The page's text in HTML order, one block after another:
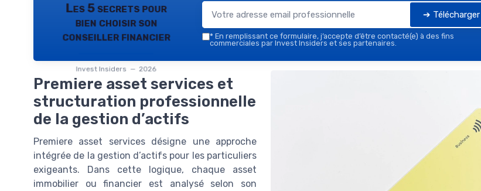
Les 5 secrets pour
bien choisir son
conseiller financier
Invest Insiders — 2026
➔ Télécharger
* En remplissant ce formulaire, j’accepte d’être contacté(e) à des fins
commerciales par Invest Insiders et ses partenaires.
Premiere asset services et
structuration professionnelle
de la gestion d’actifs
Premiere asset services désigne une approche
intégrée de la gestion d’actifs pour les particuliers
exigeants. Dans cette logique, chaque asset
immobilier ou financier est analysé selon son